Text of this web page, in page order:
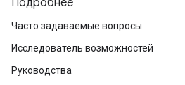
Подробнее
Часто задаваемые вопросы
Исследователь возможностей
Руководства